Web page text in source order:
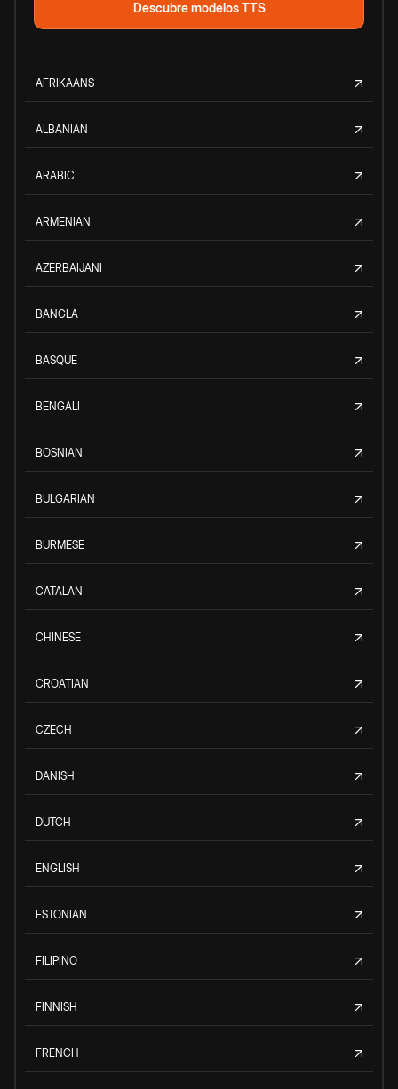
Descubre modelos TTS
AFRIKAANS
ALBANIAN
ARABIC
ARMENIAN
AZERBAIJANI
BANGLA
BASQUE
BENGALI
BOSNIAN
BULGARIAN
BURMESE
CATALAN
CHINESE
CROATIAN
CZECH
DANISH
DUTCH
ENGLISH
ESTONIAN
FILIPINO
FINNISH
FRENCH